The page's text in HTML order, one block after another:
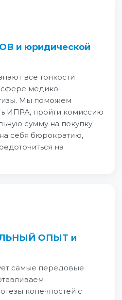
и юридической
все тонкости
сфере медико-
Мы поможем
ИПРА, пройти комиссию
сумму на покупку
себя бюрократию,
на
ОПЫТ и
самые передовые
конечностей с